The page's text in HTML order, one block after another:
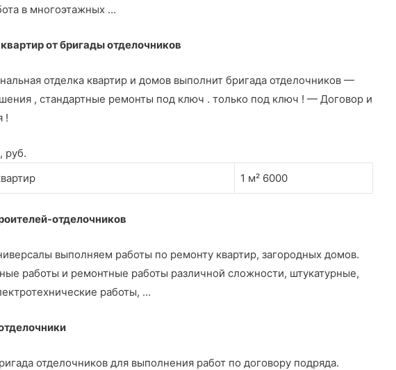
в многоэтажных …
от бригады отделочников
отделка квартир и домов выполнит бригада отделочников —
, стандартные ремонты под ключ . только под ключ ! — Договор и
!
руб.
1 м² 6000
отделочников
выполняем работы по ремонту квартир, загородных домов.
работы и ремонтные работы различной сложности, штукатурные,
работы, …
отделочников для выполнения работ по договору подряда.